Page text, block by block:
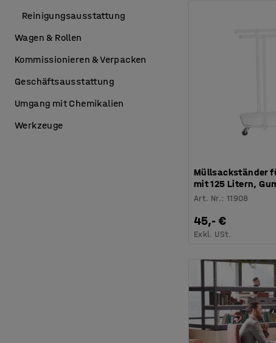
Müllsackständer
mit 125 Litern,
Art. Nr.: 11908
45,- €
Exkl. USt.
Reinigungsausstattung
Wagen & Rollen
Kommissionieren & Verpacken
Geschäftsausstattung
Umgang mit Chemikalien
Werkzeuge